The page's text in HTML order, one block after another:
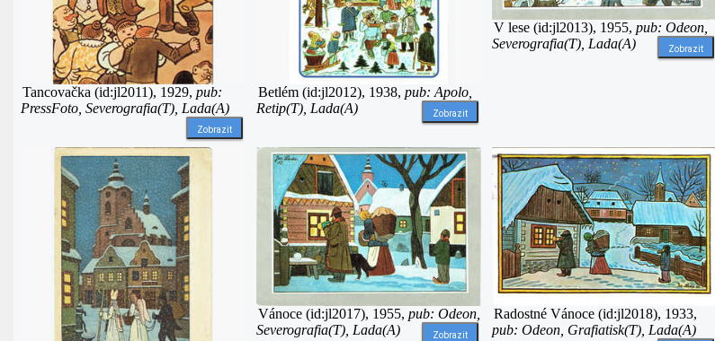
Tancovačka (id:jl2011), 1929, pub:
PressFoto, Severografia(T), Lada(A)
Zobrazit
Betlém (id:jl2012), 1938, pub: Apolo,
Retip(T), Lada(A)
Zobrazit
V lese (id:jl2013), 1955, pub: Odeon,
Severografia(T), Lada(A)
Zobrazit
Vánoce (id:jl2017), 1955, pub: Odeon,
Severografia(T), Lada(A)
Zobrazit
Radostné Vánoce (id:jl2018), 1933,
pub: Odeon, Grafiatisk(T), Lada(A)